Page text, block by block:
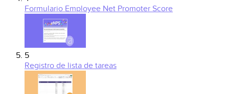
Formulario Employee Net Promoter Score
5
Registro de lista de tareas